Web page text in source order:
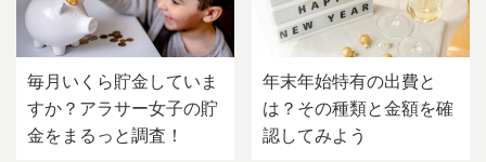
毎月いくら貯金していま
すか？アラサー女子の貯
金をまるっと調査！
年末年始特有の出費と
は？その種類と金額を確
認してみよう